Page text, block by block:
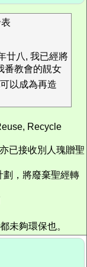
廿八, 我已經將
番教會的靚女
以成為再造
Recycle
已接收別人瑰贈聖
劃，將廢棄聖經轉
未夠環保也。